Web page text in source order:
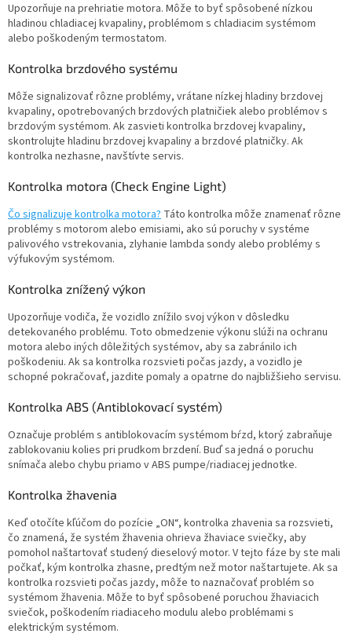
Upozorňuje na prehriatie motora. Môže to byť spôsobené nízkou
hladinou chladiacej kvapaliny, problémom s chladiacim systémom
alebo poškodeným termostatom.
Kontrolka brzdového systému
Môže signalizovať rôzne problémy, vrátane nízkej hladiny brzdovej
kvapaliny, opotrebovaných brzdových platničiek alebo problémov s
brzdovým systémom. Ak zasvieti kontrolka brzdovej kvapaliny,
skontrolujte hladinu brzdovej kvapaliny a brzdové platničky. Ak
kontrolka nezhasne, navštívte servis.
Kontrolka motora (Check Engine Light)
Čo signalizuje kontrolka motora? Táto kontrolka môže znamenať rôzne
problémy s motorom alebo emisiami, ako sú poruchy v systéme
palivového vstrekovania, zlyhanie lambda sondy alebo problémy s
výfukovým systémom.
Kontrolka znížený výkon
Upozorňuje vodiča, že vozidlo znížilo svoj výkon v dôsledku
detekovaného problému. Toto obmedzenie výkonu slúži na ochranu
motora alebo iných dôležitých systémov, aby sa zabránilo ich
poškodeniu. Ak sa kontrolka rozsvieti počas jazdy, a vozidlo je
schopné pokračovať, jazdite pomaly a opatrne do najbližšieho servisu.
Kontrolka ABS (Antiblokovací systém)
Označuje problém s antiblokovacím systémom bŕzd, ktorý zabraňuje
zablokovaniu kolies pri prudkom brzdení. Buď sa jedná o poruchu
snímača alebo chybu priamo v ABS pumpe/riadiacej jednotke.
Kontrolka žhavenia
Keď otočíte kľúčom do pozície „ON“, kontrolka zhavenia sa rozsvieti,
čo znamená, že systém žhavenia ohrieva žhaviace sviečky, aby
pomohol naštartovať studený dieselový motor. V tejto fáze by ste mali
počkať, kým kontrolka zhasne, predtým než motor naštartujete. Ak sa
kontrolka rozsvieti počas jazdy, môže to naznačovať problém so
systémom žhavenia. Môže to byť spôsobené poruchou žhaviacich
sviečok, poškodením riadiaceho modulu alebo problémami s
elektrickým systémom.